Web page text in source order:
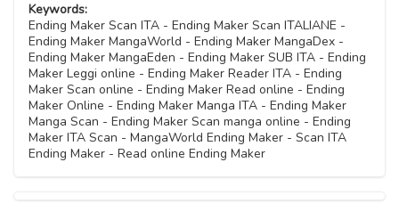
Keywords:
Ending Maker Scan ITA - Ending Maker Scan ITALIANE -
Ending Maker MangaWorld - Ending Maker MangaDex -
Ending Maker MangaEden - Ending Maker SUB ITA - Ending
Maker Leggi online - Ending Maker Reader ITA - Ending
Maker Scan online - Ending Maker Read online - Ending
Maker Online - Ending Maker Manga ITA - Ending Maker
Manga Scan - Ending Maker Scan manga online - Ending
Maker ITA Scan - MangaWorld Ending Maker - Scan ITA
Ending Maker - Read online Ending Maker